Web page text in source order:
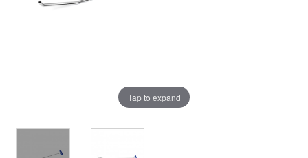
Tap to expand